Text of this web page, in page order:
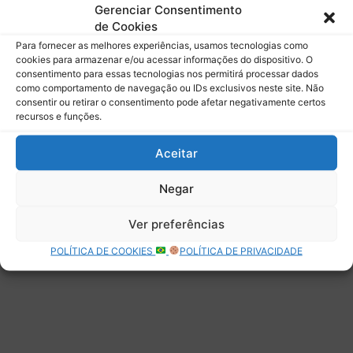
Gerenciar Consentimento
de Cookies
Para fornecer as melhores experiências, usamos tecnologias como
cookies para armazenar e/ou acessar informações do dispositivo. O
consentimento para essas tecnologias nos permitirá processar dados
como comportamento de navegação ou IDs exclusivos neste site. Não
consentir ou retirar o consentimento pode afetar negativamente certos
recursos e funções.
Aceitar
Negar
Ver preferências
POLÍTICA DE COOKIES POLÍTICA DE PRIVACIDADE
Assinar
Deixe uma resposta